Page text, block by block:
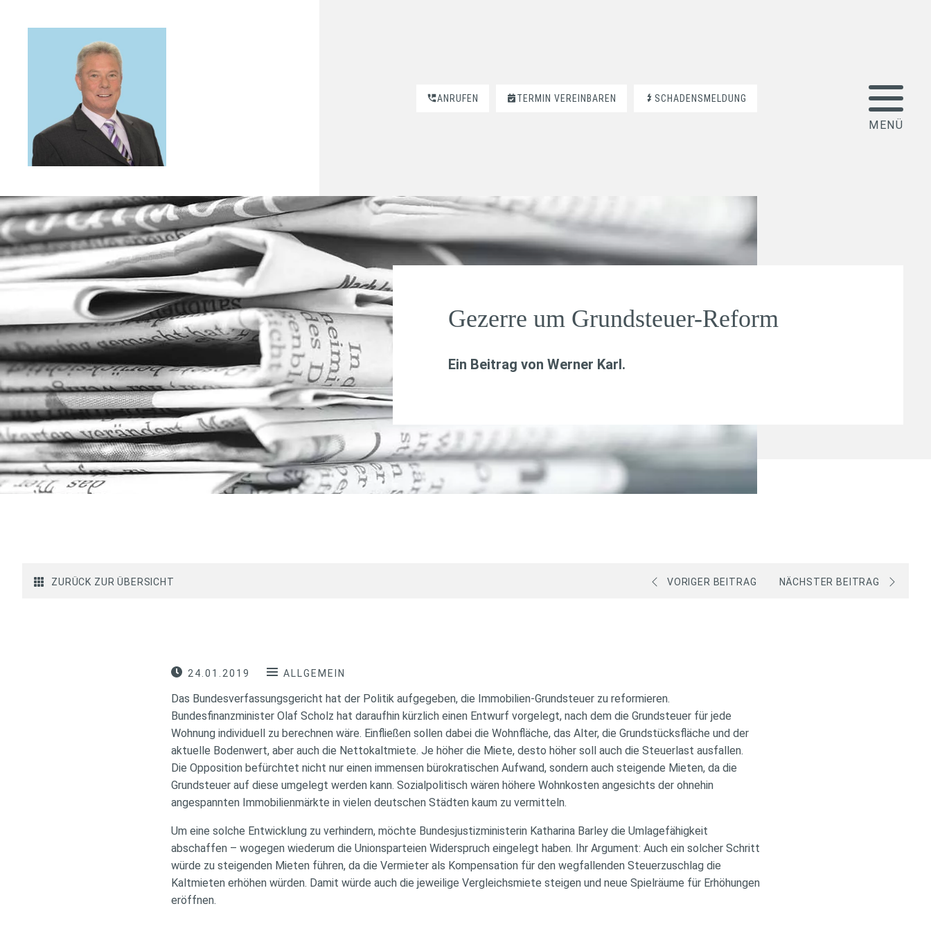
ANRUFEN TERMIN VEREINBAREN SCHADENSMELDUNG
Gezerre um Grundsteuer-Reform
Ein Beitrag von Werner Karl.
ZURÜCK ZUR ÜBERSICHT VORIGER BEITRAG NÄCHSTER BEITRAG
24.01.2019 ALLGEMEIN
Das Bundesverfassungsgericht hat der Politik aufgegeben, die Immobilien-Grundsteuer zu reformieren.
Bundesfinanzminister Olaf Scholz hat daraufhin kürzlich einen Entwurf vorgelegt, nach dem die Grundsteuer für jede
Wohnung individuell zu berechnen wäre. Einfließen sollen dabei die Wohnfläche, das Alter, die Grundstücksfläche und der
aktuelle Bodenwert, aber auch die Nettokaltmiete. Je höher die Miete, desto höher soll auch die Steuerlast ausfallen.
Die Opposition befürchtet nicht nur einen immensen bürokratischen Aufwand, sondern auch steigende Mieten, da die
Grundsteuer auf diese umgelegt werden kann. Sozialpolitisch wären höhere Wohnkosten angesichts der ohnehin
angespannten Immobilienmärkte in vielen deutschen Städten kaum zu vermitteln.
Um eine solche Entwicklung zu verhindern, möchte Bundesjustizministerin Katharina Barley die Umlagefähigkeit
abschaffen – wogegen wiederum die Unionsparteien Widerspruch eingelegt haben. Ihr Argument: Auch ein solcher Schritt
würde zu steigenden Mieten führen, da die Vermieter als Kompensation für den wegfallenden Steuerzuschlag die
Kaltmieten erhöhen würden. Damit würde auch die jeweilige Vergleichsmiete steigen und neue Spielräume für Erhöhungen
eröffnen.